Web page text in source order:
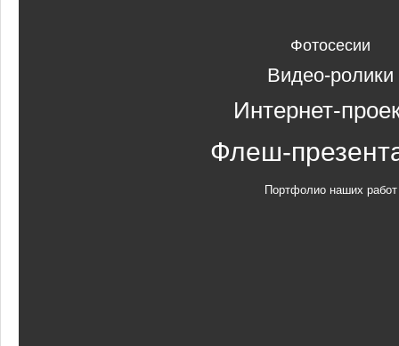
Фотосесии
Видео-ролики
Интернет-
Флеш-
Портфолио наших работ